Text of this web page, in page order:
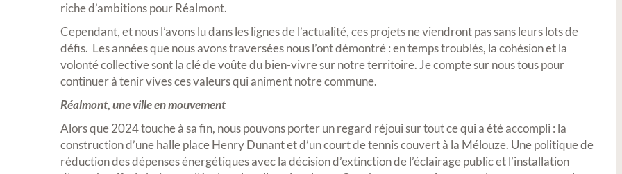
riche d’ambitions pour Réalmont.
Cependant, et nous l’avons lu dans les lignes de l’actualité, ces projets ne viendront pas sans leurs lots de
défis. Les années que nous avons traversées nous l’ont démontré : en temps troublés, la cohésion et la
volonté collective sont la clé de voûte du bien-vivre sur notre territoire. Je compte sur nous tous pour
continuer à tenir vives ces valeurs qui animent notre commune.
Réalmont, une ville en mouvement
Alors que 2024 touche à sa fin, nous pouvons porter un regard réjoui sur tout ce qui a été accompli : la
construction d’une halle place Henry Dunant et d’un court de tennis couvert à la Mélouze. Une politique de
réduction des dépenses énergétiques avec la décision d’extinction de l’éclairage public et l’installation